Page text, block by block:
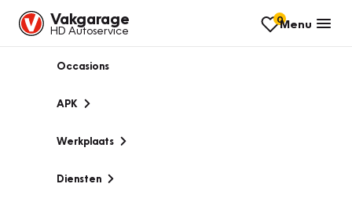
Vakgarage
HD Autoservice
0Menu
Occasions
APK
Werkplaats
Diensten